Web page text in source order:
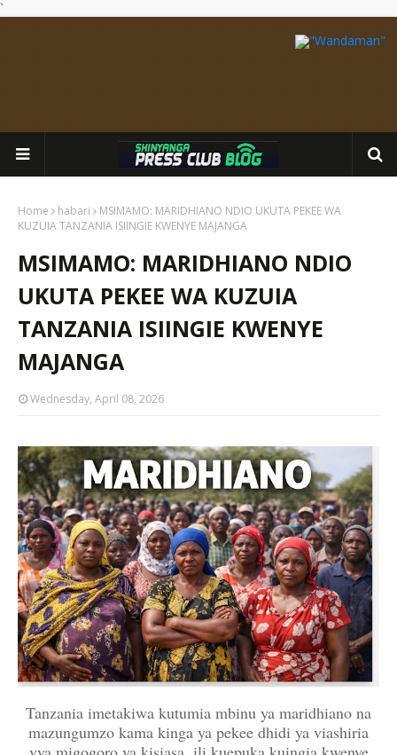
`
Home habari
MSIMAMO: MARIDHIANO NDIO UKUTA PEKEE WA
KUZUIA TANZANIA ISIINGIE KWENYE MAJANGA
MSIMAMO: MARIDHIANO NDIO
UKUTA PEKEE WA KUZUIA
TANZANIA ISIINGIE KWENYE
MAJANGA
Wednesday, April 08, 2026
Tanzania imetakiwa kutumia mbinu ya maridhiano na
mazungumzo kama kinga ya pekee dhidi ya viashiria